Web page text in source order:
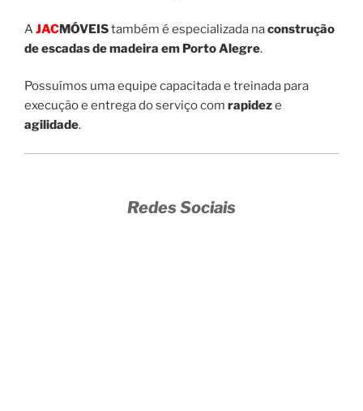
AJACMÓVEIStambém é especializada naconstrução
de escadas de madeira em Porto Alegre.
Possuímos uma equipe capacitada e treinada para
execução e entrega do serviço com rapideze
agilidade.
Redes Sociais